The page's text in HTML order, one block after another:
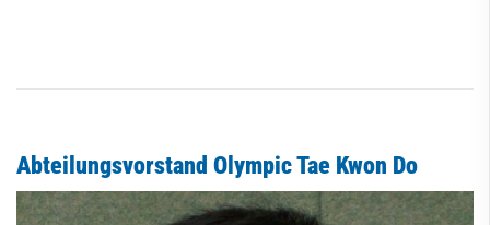
Abteilungsvorstand Olympic Tae Kwon Do